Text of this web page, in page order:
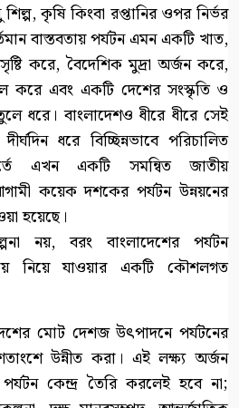
কৃষি কিংবা রপ্তানির ওপর নির্ভর
বাস্তবতায় পর্যটন এমন একটি খাত,
করে, বৈদেশিক মুদ্রা অর্জন করে,
করে এবং একটি দেশের সংস্কৃতি ও
ধরে। বাংলাদেশও ধীরে ধীরে সেই
ধরে বিচ্ছিন্নভাবে পরিচালিত
এখন একটি সমন্বিত জাতীয়
কয়েক দশকের পর্যটন উন্নয়নের
হয়েছে।
নয়, বরং বাংলাদেশের পর্যটন
নিয়ে যাওয়ার একটি কৌশলগত
মোট দেশজ উৎপাদনে পর্যটনের
উন্নীত করা। এই লক্ষ্য অর্জন
কেন্দ্র তৈরি করলেই হবে না;